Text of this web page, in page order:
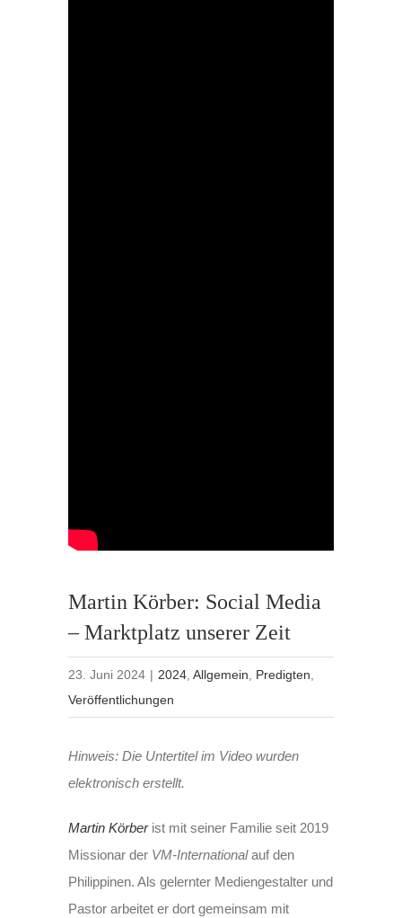
Martin Körber: Social Media
– Marktplatz unserer Zeit
23. Juni 2024 | 2024,Allgemein, Predigten,
Veröffentlichungen
Hinweis: Die Untertitel im Video wurden
elektronisch erstellt.
Martin Körberist mit seiner Familie seit 2019
Missionar der VM-Internationalauf den
Philippinen. Als gelernter Mediengestalter und
Pastor arbeitet er dort gemeinsam mit